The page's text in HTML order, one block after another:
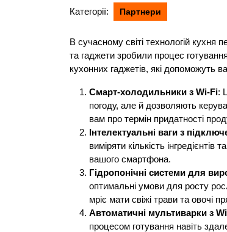
Категорії: Партнери
В сучасному світі технологій кухня
та гаджети зробили процес
кухонних гаджетів, які допоможуть
Смарт-холодильники з Wi-Fi:
погоду, але й дозволяють
вам про термін придатності
Інтелектуальні ваги з
виміряти кількість
вашого смартфона.
Гідропонічні системи для
оптимальні умови для росту
мріє мати свіжі трави та овочі
Автоматичні мультиварки з
процесом готування навіть